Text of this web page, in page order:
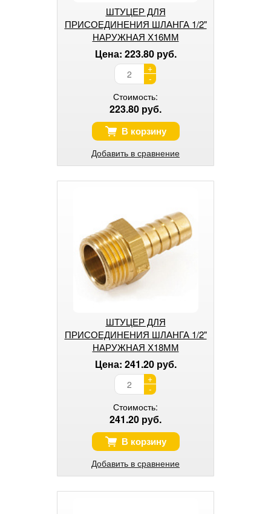
ШТУЦЕР ДЛЯ
ПРИСОЕДИНЕНИЯ ШЛАНГА 1/2"
НАРУЖНАЯ Х16ММ
Цена: 223.80 руб.
+
-
Стоимость:
223.80 руб.
В корзину
Добавить в сравнение
ШТУЦЕР ДЛЯ
ПРИСОЕДИНЕНИЯ ШЛАНГА 1/2"
НАРУЖНАЯ Х18ММ
Цена: 241.20 руб.
+
-
Стоимость:
241.20 руб.
В корзину
Добавить в сравнение